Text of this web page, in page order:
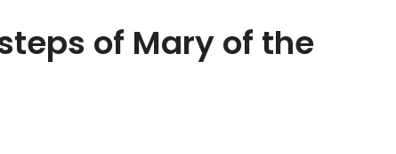
of Mary of the